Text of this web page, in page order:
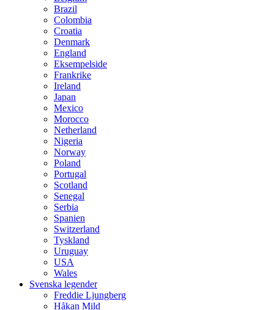
Brazil
Colombia
Croatia
Denmark
England
Eksempelside
Frankrike
Ireland
Japan
Mexico
Morocco
Netherland
Nigeria
Norway
Poland
Portugal
Scotland
Senegal
Serbia
Spanien
Switzerland
Tyskland
Uruguay
USA
Wales
Svenska legender
Freddie Ljungberg
Håkan Mild